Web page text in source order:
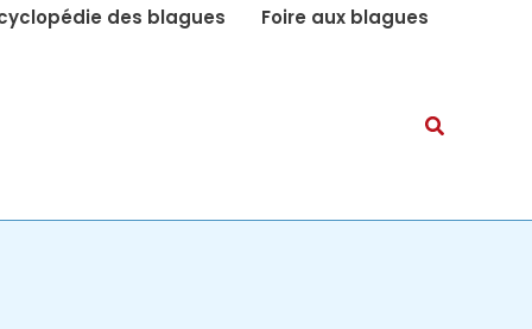
des blagues Foire aux blagues